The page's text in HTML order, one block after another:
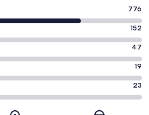
776
152
47
19
23